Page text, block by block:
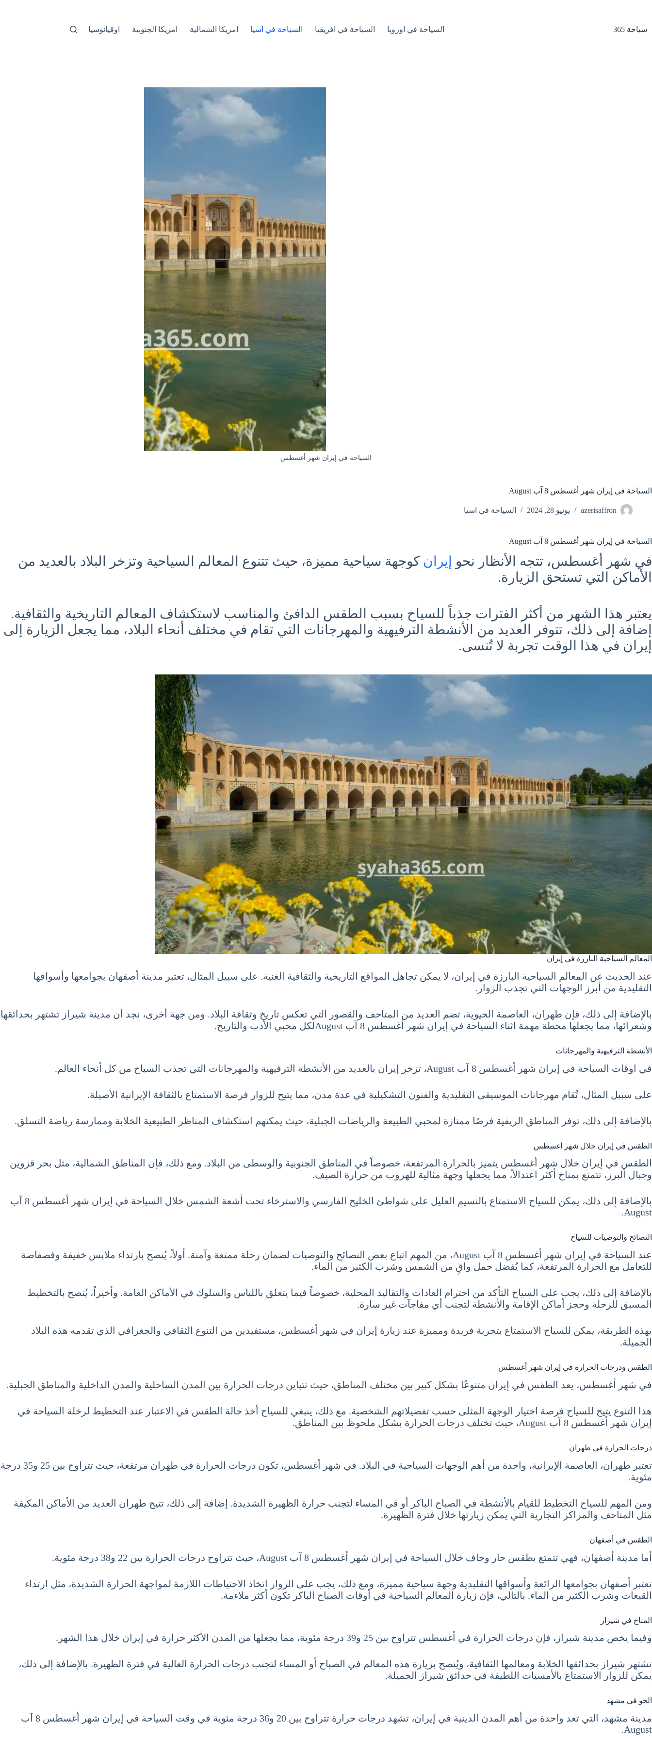
سياحة 365 السياحة في اوروبا السياحة في افريقيا السياحة في اسيا امريكا الشمالية امريكا الجنوبية اوقيانوسيا
السياحة في إيران شهر أغسطس
السياحة في إيران شهر أغسطس 8 آب August
azerisaffron يونيو 28, 2024 السياحة في اسيا
السياحة في إيران شهر أغسطس 8 آب August
في شهر أغسطس، تتجه الأنظار نحو إيرانكوجهة سياحية مميزة، حيث تتنوع المعالم السياحية وتزخر البلاد بالعديد من
الأماكن التي تستحق الزيارة.
يعتبر هذا الشهر من أكثر الفترات جذباً للسياح بسبب الطقس الدافئ والمناسب لاستكشاف المعالم التاريخية والثقافية.
إضافة إلى ذلك، تتوفر العديد من الأنشطة الترفيهية والمهرجانات التي تقام في مختلف أنحاء البلاد، مما يجعل الزيارة إلى
إيران في هذا الوقت تجربة لا تُنسى.
المعالم السياحية البارزة في إيران
عند الحديث عن المعالم السياحية البارزة في إيران، لا يمكن تجاهل المواقع التاريخية والثقافية الغنية. على سبيل المثال، تعتبر مدينة أصفهان بجوامعها وأسواقها
التقليدية من أبرز الوجهات التي تجذب الزوار.
بالإضافة إلى ذلك، فإن طهران، العاصمة الحيوية، تضم العديد من المتاحف والقصور التي تعكس تاريخ وثقافة البلاد. ومن جهة أخرى، نجد أن مدينة شيراز تشتهر بحدائقها
وشعرائها، مما يجعلها محطة مهمة اثناء السياحة في إيران شهر أغسطس 8 آب Augustلكل محبي الأدب والتاريخ.
الأنشطة الترفيهية والمهرجانات
في اوقات السياحة في إيران شهر أغسطس 8 آب August، تزخر إيران بالعديد من الأنشطة الترفيهية والمهرجانات التي تجذب السياح من كل أنحاء العالم.
على سبيل المثال، تُقام مهرجانات الموسيقى التقليدية والفنون التشكيلية في عدة مدن، مما يتيح للزوار فرصة الاستمتاع بالثقافة الإيرانية الأصيلة.
بالإضافة إلى ذلك، توفر المناطق الريفية فرصًا ممتازة لمحبي الطبيعة والرياضات الجبلية، حيث يمكنهم استكشاف المناظر الطبيعية الخلابة وممارسة رياضة التسلق.
الطقس في إيران خلال شهر أغسطس
الطقس في إيران خلال شهر أغسطس يتميز بالحرارة المرتفعة، خصوصاً في المناطق الجنوبية والوسطى من البلاد. ومع ذلك، فإن المناطق الشمالية، مثل بحر قزوين
وجبال ألبرز، تتمتع بمناخ أكثر اعتدالاً، مما يجعلها وجهة مثالية للهروب من حرارة الصيف.
بالإضافة إلى ذلك، يمكن للسياح الاستمتاع بالنسيم العليل على شواطئ الخليج الفارسي والاسترخاء تحت أشعة الشمس خلال السياحة في إيران شهر أغسطس 8 آب
August.
النصائح والتوصيات للسياح
عند السياحة في إيران شهر أغسطس 8 آب August، من المهم اتباع بعض النصائح والتوصيات لضمان رحلة ممتعة وآمنة. أولاً، يُنصح بارتداء ملابس خفيفة وفضفاضة
للتعامل مع الحرارة المرتفعة، كما يُفضل حمل واقٍ من الشمس وشرب الكثير من الماء.
بالإضافة إلى ذلك، يجب على السياح التأكد من احترام العادات والتقاليد المحلية، خصوصاً فيما يتعلق باللباس والسلوك في الأماكن العامة. وأخيراً، يُنصح بالتخطيط
المسبق للرحلة وحجز أماكن الإقامة والأنشطة لتجنب أي مفاجآت غير سارة.
بهذه الطريقة، يمكن للسياح الاستمتاع بتجربة فريدة ومميزة عند زيارة إيران في شهر أغسطس، مستفيدين من التنوع الثقافي والجغرافي الذي تقدمه هذه البلاد
الجميلة.
الطقس ودرجات الحرارة في إيران شهر أغسطس
في شهر أغسطس، يعد الطقس في إيران متنوعًا بشكل كبير بين مختلف المناطق، حيث تتباين درجات الحرارة بين المدن الساحلية والمدن الداخلية والمناطق الجبلية.
هذا التنوع يتيح للسياح فرصة اختيار الوجهة المثلى حسب تفضيلاتهم الشخصية. مع ذلك، ينبغي للسياح أخذ حالة الطقس في الاعتبار عند التخطيط لرخلة السياحة في
إيران شهر أغسطس 8 آب August، حيث تختلف درجات الحرارة بشكل ملحوظ بين المناطق.
درجات الحرارة في طهران
تعتبر طهران، العاصمة الإيرانية، واحدة من أهم الوجهات السياحية في البلاد. في شهر أغسطس، تكون درجات الحرارة في طهران مرتفعة، حيث تتراوح بين 25 و35 درجة
مئوية.
ومن المهم للسياح التخطيط للقيام بالأنشطة في الصباح الباكر أو في المساء لتجنب حرارة الظهيرة الشديدة. إضافة إلى ذلك، تتيح طهران العديد من الأماكن المكيفة
مثل المتاحف والمراكز التجارية التي يمكن زيارتها خلال فترة الظهيرة.
الطقس في أصفهان
أما مدينة أصفهان، فهي تتمتع بطقس حار وجاف خلال السياحة في إيران شهر أغسطس 8 آب August، حيث تتراوح درجات الحرارة بين 22 و38 درجة مئوية.
تعتبر أصفهان بجوامعها الرائعة وأسواقها التقليدية وجهة سياحية مميزة، ومع ذلك، يجب على الزوار اتخاذ الاحتياطات اللازمة لمواجهة الحرارة الشديدة، مثل ارتداء
القبعات وشرب الكثير من الماء. بالتالي، فإن زيارة المعالم السياحية في أوقات الصباح الباكر تكون أكثر ملاءمة.
المناخ في شيراز
وفيما يخص مدينة شيراز، فإن درجات الحرارة في أغسطس تتراوح بين 25 و39 درجة مئوية، مما يجعلها من المدن الأكثر حرارة في إيران خلال هذا الشهر.
تشتهر شيراز بحدائقها الخلابة ومعالمها الثقافية، ويُنصح بزيارة هذه المعالم في الصباح أو المساء لتجنب درجات الحرارة العالية في فترة الظهيرة. بالإضافة إلى ذلك،
يمكن للزوار الاستمتاع بالأمسيات اللطيفة في حدائق شيراز الجميلة.
الجو في مشهد
مدينة مشهد، التي تعد واحدة من أهم المدن الدينية في إيران، تشهد درجات حرارة تتراوح بين 20 و36 درجة مئوية في وقت السياحة في إيران شهر أغسطس 8 آب
August.